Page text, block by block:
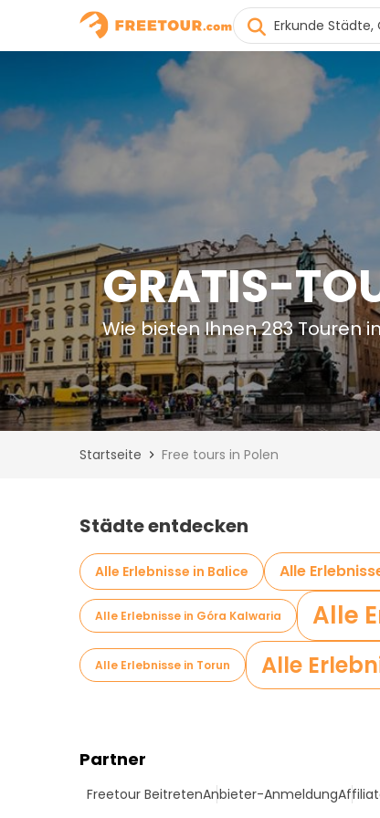
GRATIS-
Wie bieten Ihnen 283 Touren
Startseite Free tours in Polen
Städte entdecken
Alle Erlebnisse in Balice Alle
Alle Erlebnisse in Góra Kalwaria Alle
Alle Erlebnisse in Torun Alle
Partner
Freetour BeitretenAnbieter-Anmeldung